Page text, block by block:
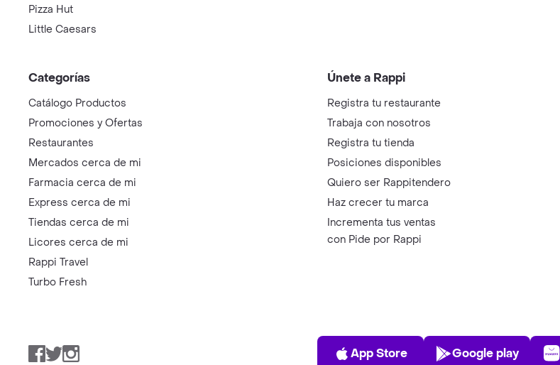
Pizza Hut
Little Caesars
Categorías
Catálogo Productos
Promociones y Ofertas
Restaurantes
Mercados cerca de mi
Farmacia cerca de mi
Express cerca de mi
Tiendas cerca de mi
Licores cerca de mi
Rappi Travel
Turbo Fresh
Únete a Rappi
Registra tu restaurante
Trabaja con nosotros
Registra tu tienda
Posiciones disponibles
Quiero ser Rappitendero
Haz crecer tu marca
Incrementa tus ventas
con Pide por Rappi
Facebook
TwitterInstagram
App Store
App Store
Play Store
Google play